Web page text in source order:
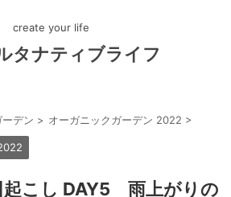
create your life
タナティブライフ
デン > オーガニックガーデン 2022 >
起こし DAY5 雨上がりの